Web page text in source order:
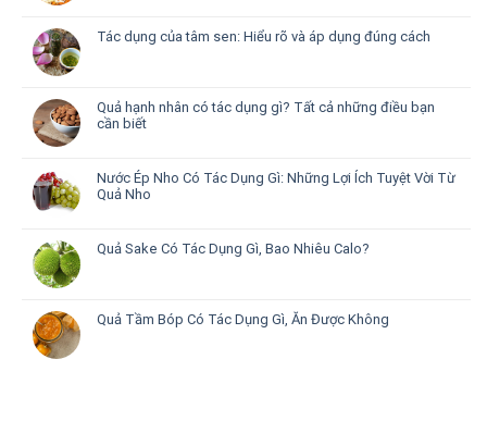
Tác dụng của tâm sen: Hiểu rõ và áp dụng đúng cách
Quả hạnh nhân có tác dụng gì? Tất cả những điều bạn
cần biết
Nước Ép Nho Có Tác Dụng Gì: Những Lợi Ích Tuyệt Vời Từ
Quả Nho
Quả Sake Có Tác Dụng Gì, Bao Nhiêu Calo?
Quả Tầm Bóp Có Tác Dụng Gì, Ăn Được Không